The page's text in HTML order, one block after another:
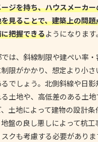
ジを持ち、ハウスメーカ
見ることで、建築上の問
把握できるようになります。
は、斜線制限や建ぺい率
限がかかり、想定より小
でしょう。北側斜線や日
土地や、高低差のある土
土地によって建物の設計
盤の良し悪しによって杭
クも考慮する必要がありま